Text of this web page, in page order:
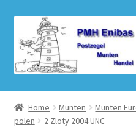
door
naar
navigatie
naar
de
inhoud
Home
Beurzen
Home Munten
Munten
polen
2 Zloty 2004 UNC